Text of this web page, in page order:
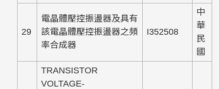
29
電晶體壓控振盪器及具有
該電晶體壓控振盪器之頻
率合成器
I352508
中
華
民
國
TRANSISTOR
VOLTAGE-